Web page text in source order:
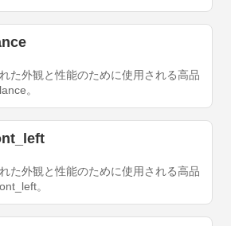
た外観と性能のために使用される高品
。
た外観と性能のために使用される高品
。